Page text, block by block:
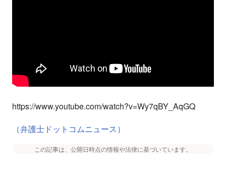
https://www.youtube.com/watch?v=Wy7qBY_AqGQ
（弁護士ドットコムニュース）
この記事は、公開日時点の情報や法律に基づいています。